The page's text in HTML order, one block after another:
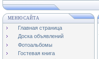
МЕНЮ САЙТА
Главная страница
Доска объявлений
Фотоальбомы
Гостевая книга